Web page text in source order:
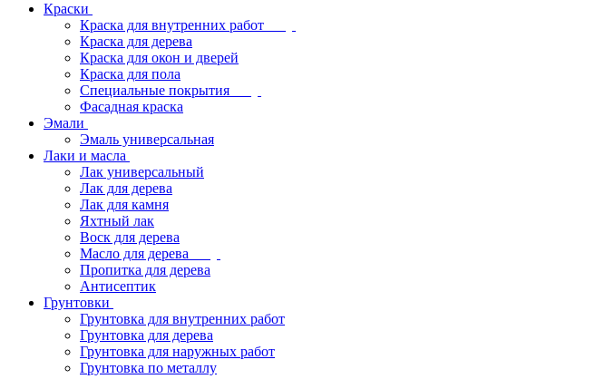
Краски
Краска для внутренних работ
Краска для дерева
Краска для окон и дверей
Краска для пола
Специальные покрытия
Фасадная краска
Эмали
Эмаль универсальная
Лаки и масла
Лак универсальный
Лак для дерева
Лак для камня
Яхтный лак
Воск для дерева
Масло для дерева
Пропитка для дерева
Антисептик
Грунтовки
Грунтовка для внутренних работ
Грунтовка для дерева
Грунтовка для наружных работ
Грунтовка по металлу